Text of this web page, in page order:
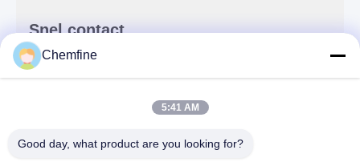
Snel contact
Tel.
Chemfine
5:41 AM
Good day, what product are you looking for?